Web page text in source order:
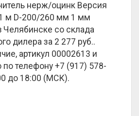
нерж/оцинк Версия
м D-200/260 мм 1 мм
Челябинске со склада
дилера за 2 277 руб..
артикул 00002613 и
телефону +7 (917) 578-
до 18:00 (МСК).